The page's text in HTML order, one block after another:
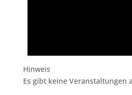
Hinweis
Es gibt keine Veranstaltungen